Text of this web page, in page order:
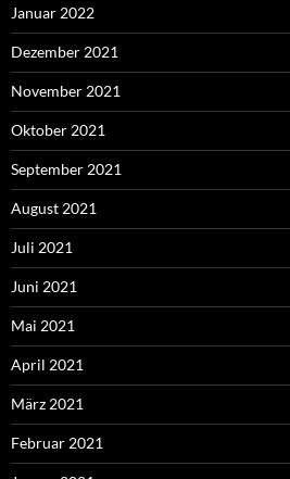
Januar 2022
Dezember 2021
November 2021
Oktober 2021
September 2021
August 2021
Juli 2021
Juni 2021
Mai 2021
April 2021
März 2021
Februar 2021